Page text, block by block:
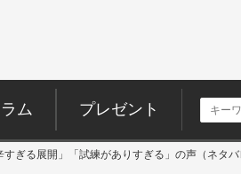
ム プレゼント
ぎる展開」「試練がありすぎる」の声（ネタ